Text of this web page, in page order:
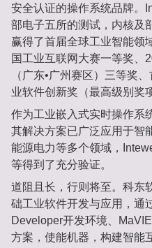
安全认证的操作系统品牌。
部电子五所的测试，内核及
赢得了首届全球工业智能领
国工业互联网大赛一等奖、
（广东•广州赛区）三等奖
业软件创新奖（最高级别奖
作为工业嵌入式实时操作系
其解决方案已广泛应用于智
能源电力等多个领域，
等得到了充分验证。
道阻且长，行则将至。科东
础工业软件开发与应用，通
Developer开发环境、
方案，使能机器，构建智能